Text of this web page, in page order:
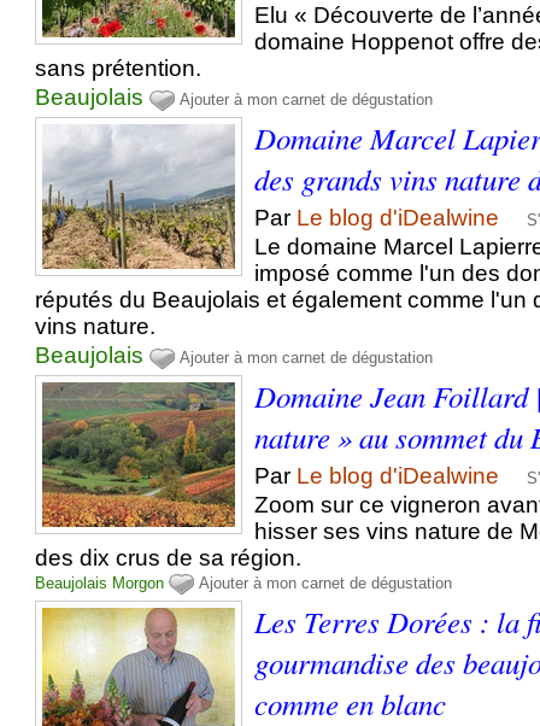
Elu « Découverte de
domaine Hoppenot offre
sans prétention.
Beaujolais
Ajouter à mon carnet de dégustation
Domaine Marcel
des grands vins nature
Par Le blog d'iDealwine
Le domaine Marcel
imposé comme l'un des
réputés du Beaujolais et également comme l'un
vins nature.
Beaujolais
Ajouter à mon carnet de dégustation
Domaine Jean Foillard
nature » au sommet du
Par Le blog d'iDealwine
Zoom sur ce vigneron
hisser ses vins nature de
des dix crus de sa région.
Beaujolais Morgon Ajouter à mon carnet de dégustation
Les Terres Dorées : la
gourmandise des
comme en blanc